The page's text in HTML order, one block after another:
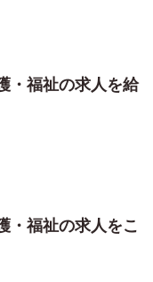
・福祉の求人を給
・福祉の求人をこ